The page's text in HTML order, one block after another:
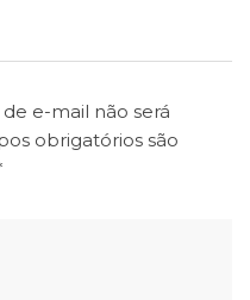
e-mail não será
obrigatórios são